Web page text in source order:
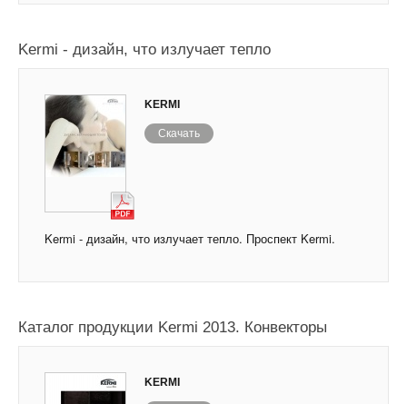
Kermi - дизайн, что излучает тепло
KERMI
Скачать
Kermi - дизайн, что излучает тепло. Проспект Kermi.
Каталог продукции Kermi 2013. Конвекторы
KERMI